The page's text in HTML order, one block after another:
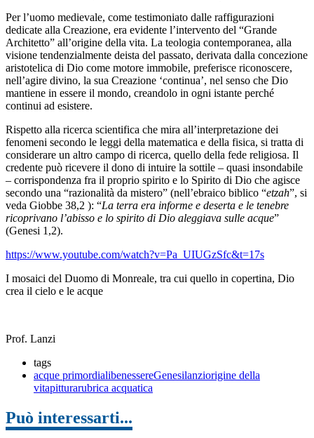
Per l’uomo medievale, come testimoniato dalle raffigurazioni
dedicate alla Creazione, era evidente l’intervento del “Grande
Architetto” all’origine della vita. La teologia contemporanea, alla
visione tendenzialmente deista del passato, derivata dalla concezione
aristotelica di Dio come motore immobile, preferisce riconoscere,
nell’agire divino, la sua Creazione ‘continua’, nel senso che Dio
mantiene in essere il mondo, creandolo in ogni istante perché
continui ad esistere.
Rispetto alla ricerca scientifica che mira all’interpretazione dei
fenomeni secondo le leggi della matematica e della fisica, si tratta di
considerare un altro campo di ricerca, quello della fede religiosa. Il
credente può ricevere il dono di intuire la sottile – quasi insondabile
– corrispondenza fra il proprio spirito e lo Spirito di Dio che agisce
secondo una “razionalità da mistero” (nell’ebraico biblico “etzah”, si
veda Giobbe 38,2 ): “La terra era informe e deserta e le tenebre
ricoprivano l’abisso e lo spirito di Dio aleggiava sulle acque”
(Genesi 1,2).
https://www.youtube.com/watch?v=Pa_UIUGzSfc&t=17s
I mosaici del Duomo di Monreale, tra cui quello in copertina, Dio
crea il cielo e le acque
Prof. Lanzi
tags
acque primordialibenessereGenesilanziorigine della
vitapitturarubrica acquatica
Può interessarti...